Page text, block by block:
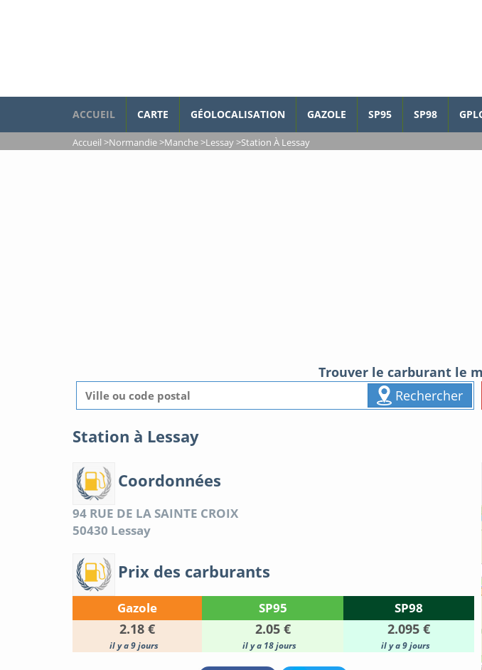
ACCUEIL CARTE GÉOLOCALISATION GAZOLE SP95 SP98
Accueil >Normandie>Manche>Lessay>Station À Lessay
Trouver le carburant le
Rechercher
Station à Lessay
Coordonnées
94 RUE DE LA SAINTE CROIX
50430 Lessay
Prix des carburants
Gazole SP95 SP98
2.18 € 2.05 € 2.095 €
il y a 9 jours il y a 18 jours il y a 9 jours